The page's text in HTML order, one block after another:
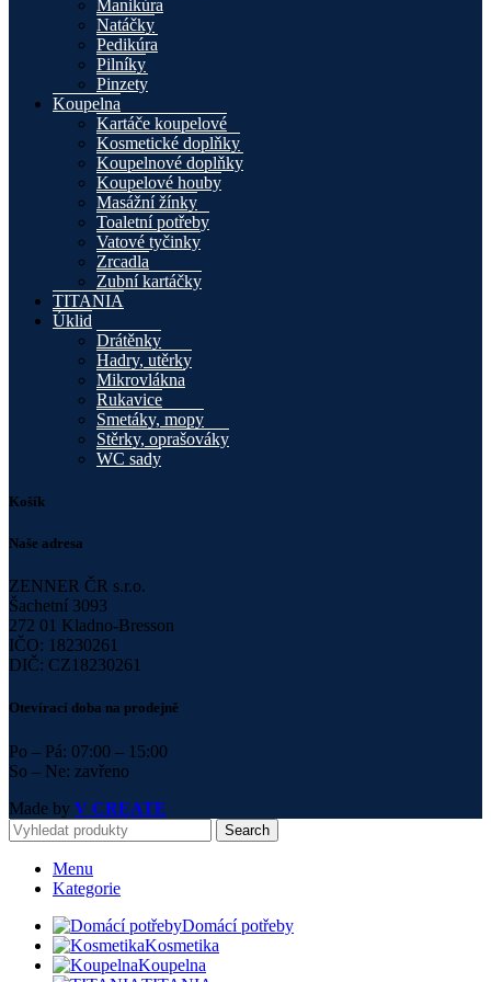
Manikúra
Natáčky
Pedikúra
Pilníky
Pinzety
Koupelna
Kartáče koupelové
Kosmetické doplňky
Koupelnové doplňky
Koupelové houby
Masážní žínky
Toaletní potřeby
Vatové tyčinky
Zrcadla
Zubní kartáčky
TITANIA
Úklid
Drátěnky
Hadry, utěrky
Mikrovlákna
Rukavice
Smetáky, mopy
Stěrky, oprašováky
WC sady
Košík
Naše adresa
ZENNER ČR s.r.o.
Šachetní 3093
272 01 Kladno-Bresson
IČO: 18230261
DIČ: CZ18230261
Otevírací doba na prodejně
Po – Pá: 07:00 – 15:00
So – Ne: zavřeno
Made by V CREATE
Search
Menu
Kategorie
Domácí potřeby
Kosmetika
Koupelna